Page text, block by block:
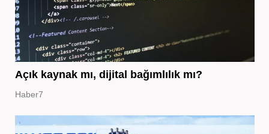
Açık kaynak mı, dijital bağımlılık mı?
Haber7